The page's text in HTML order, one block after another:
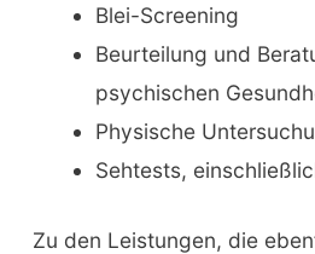
Blei-Screening
Beurteilung und
psychischen
Physische
Sehtests,
Zu den Leistungen, die